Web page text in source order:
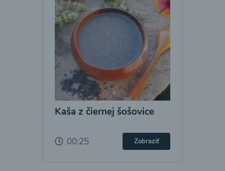
Kaša z čiernej šošovice
00:25 Zobraziť